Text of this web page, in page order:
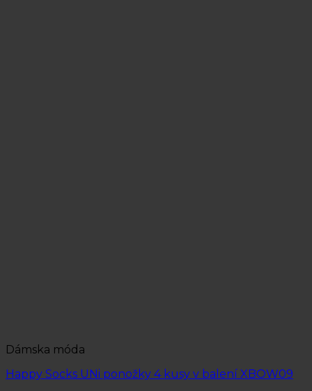
Dámska móda
Happy Socks UNi ponožky 4 kusy v balení XBOW09